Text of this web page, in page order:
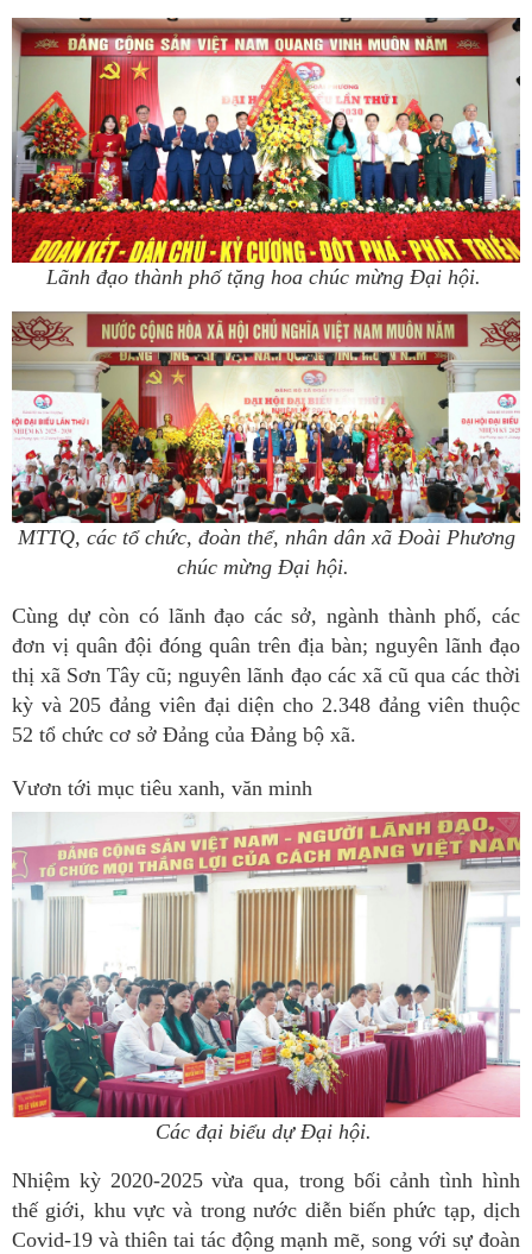
Lãnh đạo thành phố tặng hoa chúc mừng Đại hội.
MTTQ, các tổ chức, đoàn thể, nhân dân xã Đoài Phương
chúc mừng Đại hội.
Cùng dự còn có lãnh đạo các sở, ngành thành phố, các
đơn vị quân đội đóng quân trên địa bàn; nguyên lãnh đạo
thị xã Sơn Tây cũ; nguyên lãnh đạo các xã cũ qua các thời
kỳ và 205 đảng viên đại diện cho 2.348 đảng viên thuộc
52 tổ chức cơ sở Đảng của Đảng bộ xã.
Vươn tới mục tiêu xanh, văn minh
Các đại biểu dự Đại hội.
Nhiệm kỳ 2020-2025 vừa qua, trong bối cảnh tình hình
thế giới, khu vực và trong nước diễn biến phức tạp, dịch
Covid-19 và thiên tai tác động mạnh mẽ, song với sự đoàn